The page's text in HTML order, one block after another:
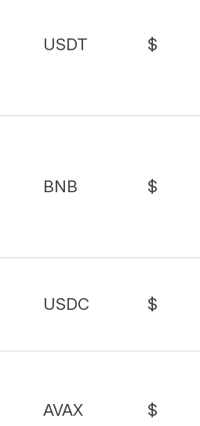
USDT $
BNB $
USDC $
AVAX $